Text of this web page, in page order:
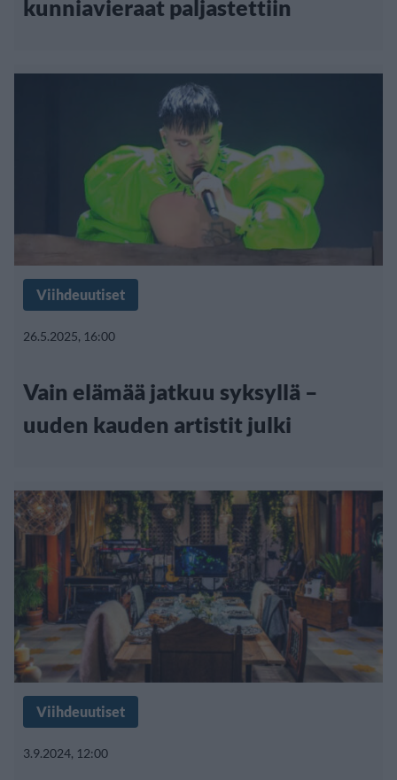
kunniavieraat paljastettiin
Viihdeuutiset
26.5.2025, 16:00
Vain elämää jatkuu syksyllä –
uuden kauden artistit julki
Viihdeuutiset
3.9.2024, 12:00